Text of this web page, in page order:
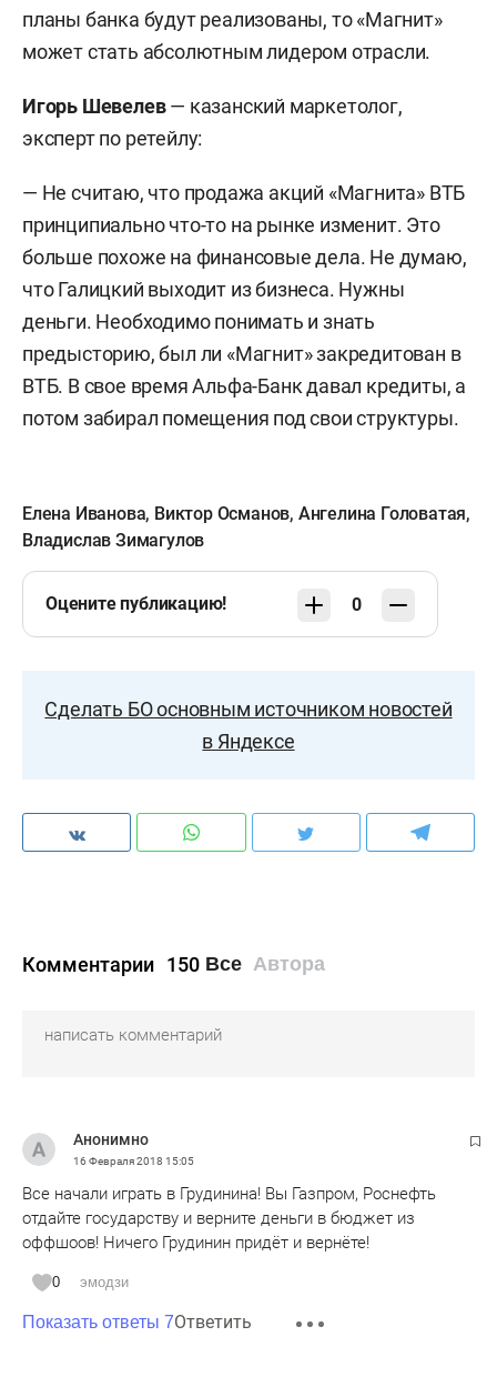
планы банка будут реализованы, то «Магнит»
может стать абсолютным лидером отрасли.
Игорь Шевелев— казанский маркетолог,
эксперт по ретейлу:
— Не считаю, что продажа акций «Магнита» ВТБ
принципиально что-то на рынке изменит. Это
больше похоже на финансовые дела. Не думаю,
что Галицкий выходит из бизнеса. Нужны
деньги. Необходимо понимать и знать
предысторию, был ли «Магнит» закредитован в
ВТБ. В свое время Альфа-Банк давал кредиты, а
потом забирал помещения под свои структуры.
Елена Иванова, Виктор Османов, Ангелина Головатая,
Владислав Зимагулов
Оцените публикацию! 0
Сделать БО основным источником новостей
в Яндексе
Комментарии 150 Все Автора
Анонимно
16 Февраля 2018 15:05
Все начали играть в Грудинина! Вы Газпром, Роснефть
отдайте государству и верните деньги в бюджет из
оффшоов! Ничего Грудинин придёт и вернёте!
0 эмодзи
Показать ответы 7Ответить